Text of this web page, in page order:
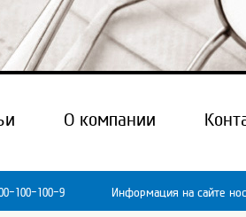
О компании
100-100-9 Информация на сайте